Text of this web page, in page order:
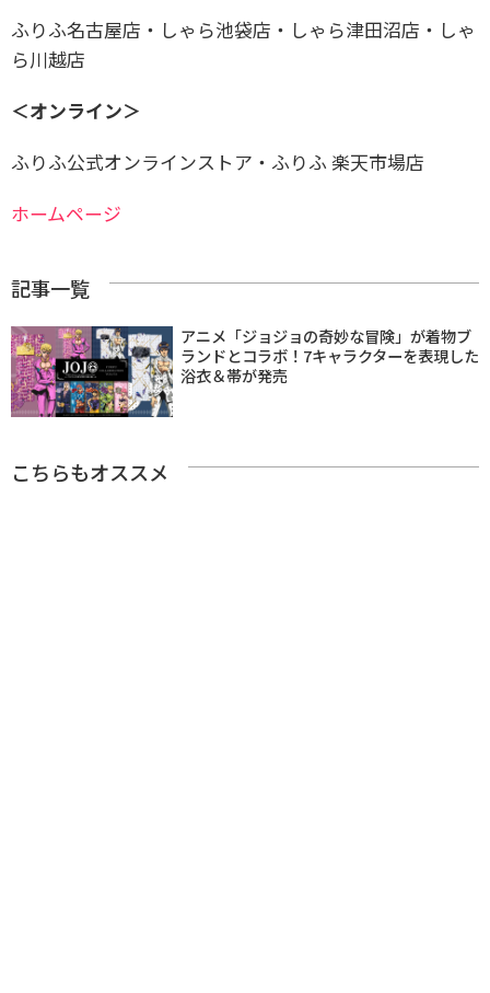
ふりふ名古屋店・しゃら池袋店・しゃら津田沼店・しゃ
ら川越店
＜オンライン＞
ふりふ公式オンラインストア・ふりふ 楽天市場店
ホームページ
記事一覧
アニメ「ジョジョの奇妙な冒険」が着物ブ
ランドとコラボ！7キャラクターを表現した
浴衣＆帯が発売
こちらもオススメ